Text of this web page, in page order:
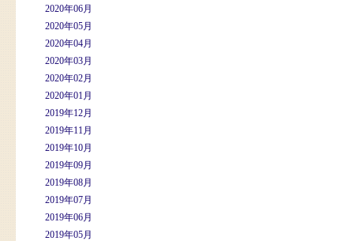
2020年06月
2020年05月
2020年04月
2020年03月
2020年02月
2020年01月
2019年12月
2019年11月
2019年10月
2019年09月
2019年08月
2019年07月
2019年06月
2019年05月